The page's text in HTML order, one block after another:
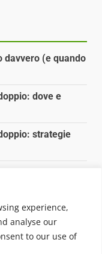
experience,
analyse our
to our use of
davvero (e quando
dove e
strategie
che
di Jws Media